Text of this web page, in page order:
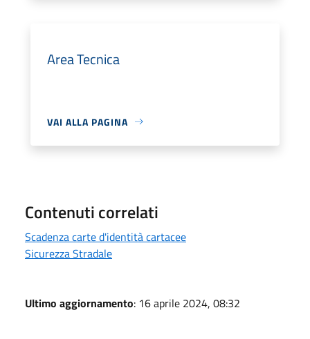
Area Tecnica
VAI ALLA PAGINA
Contenuti correlati
Scadenza carte d'identità cartacee
Sicurezza Stradale
Ultimo aggiornamento: 16 aprile 2024, 08:32